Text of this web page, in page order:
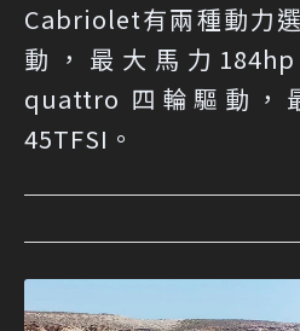
Cabriolet有兩種動力
動，最大馬力
quattro 四輪驅動，
45TFSI。